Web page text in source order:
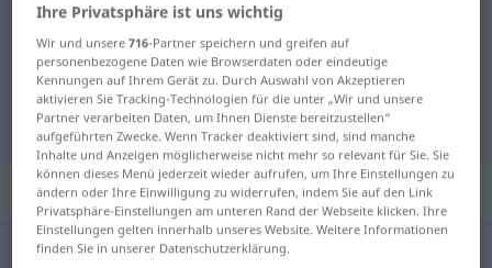
Deutsch-Serbisch Übersetzung für
"negativ"
"negativ" Serbisch Übersetzung
„negativ“
negativ
Ihre Privatsphäre ist uns wichtig
Wir und unsere716-Partner speichern und greifen auf
personenbezogene Daten wie Browserdaten oder eindeutige
Kennungen auf Ihrem Gerät zu. Durch Auswahl von Akzeptieren
aktivieren Sie Tracking-Technologien für die unter „Wir und unsere
Partner verarbeiten Daten, um Ihnen Dienste bereitzustellen“
aufgeführten Zwecke. Wenn Tracker deaktiviert sind, sind manche
Inhalte und Anzeigen möglicherweise nicht mehr so relevant für Sie. Sie
können dieses Menü jederzeit wieder aufrufen, um Ihre Einstellungen zu
ändern oder Ihre Einwilligung zu widerrufen, indem Sie auf den Link
Privatsphäre-Einstellungen am unteren Rand der Webseite klicken. Ihre
Einstellungen gelten innerhalb unseres Website. Weitere Informationen
finden Sie in unserer Datenschutzerklärung.